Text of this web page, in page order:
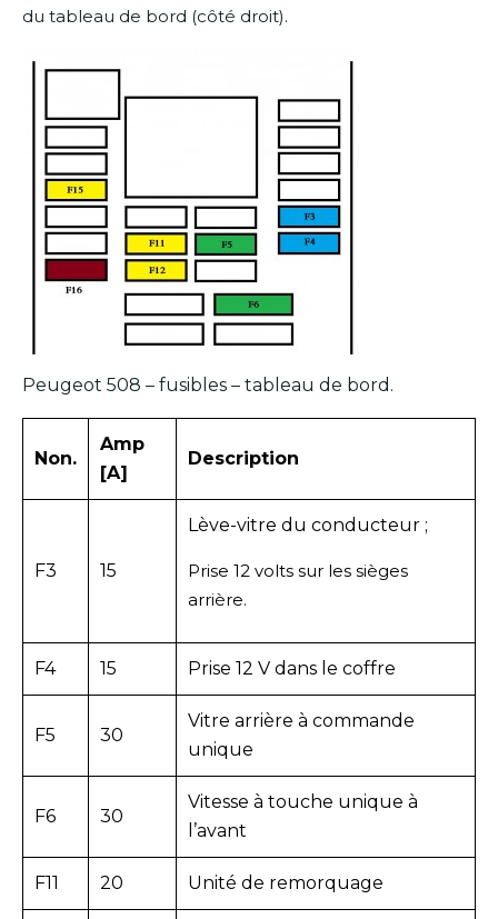
du tableau de bord (côté droit).
Peugeot 508 – fusibles – tableau de bord.
Non.
Amp
[A]
Description
F3 15
Lève-vitre du conducteur ;
Prise 12 volts sur les sièges
arrière.
F4 15 Prise 12 V dans le coffre
F5 30
Vitre arrière à commande
unique
F6 30
Vitesse à touche unique à
l’avant
F11 20 Unité de remorquage